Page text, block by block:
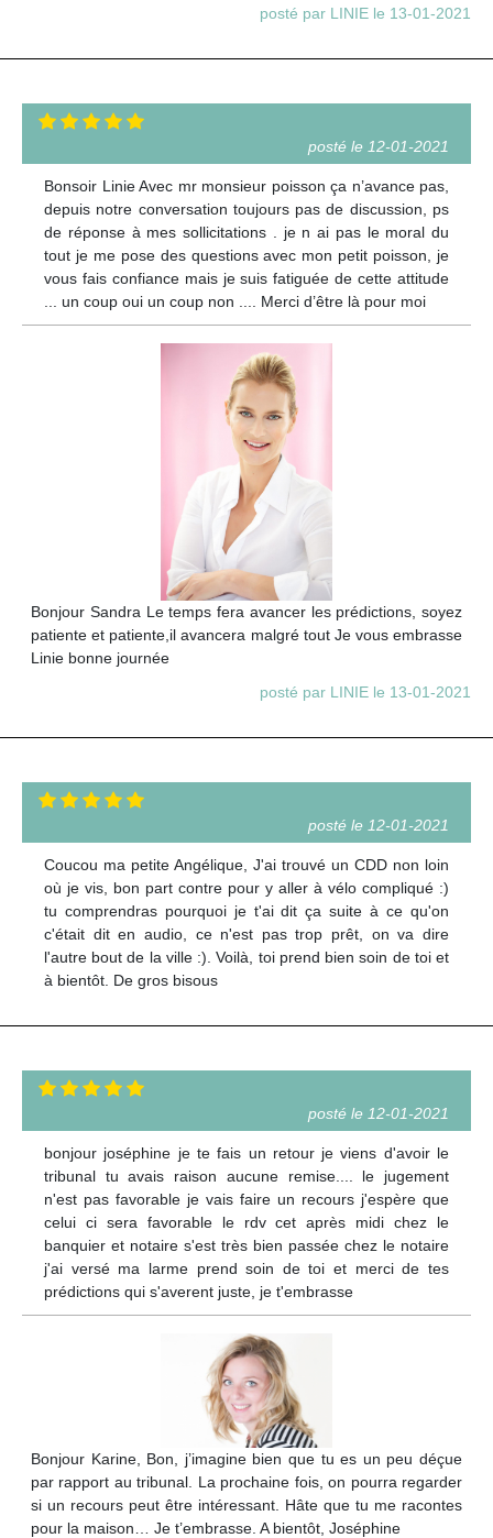
posté par LINIE le 13-01-2021
posté le 12-01-2021
Bonsoir Linie Avec mr monsieur poisson ça n’avance pas,
depuis notre conversation toujours pas de discussion, ps
de réponse à mes sollicitations . je n ai pas le moral du
tout je me pose des questions avec mon petit poisson, je
vous fais confiance mais je suis fatiguée de cette attitude
... un coup oui un coup non .... Merci d’être là pour moi
Bonjour Sandra Le temps fera avancer les prédictions, soyez
patiente et patiente,il avancera malgré tout Je vous embrasse
Linie bonne journée
posté par LINIE le 13-01-2021
posté le 12-01-2021
Coucou ma petite Angélique, J'ai trouvé un CDD non loin
où je vis, bon part contre pour y aller à vélo compliqué :)
tu comprendras pourquoi je t'ai dit ça suite à ce qu'on
c'était dit en audio, ce n'est pas trop prêt, on va dire
l'autre bout de la ville :). Voilà, toi prend bien soin de toi et
à bientôt. De gros bisous
posté le 12-01-2021
bonjour joséphine je te fais un retour je viens d'avoir le
tribunal tu avais raison aucune remise.... le jugement
n'est pas favorable je vais faire un recours j'espère que
celui ci sera favorable le rdv cet après midi chez le
banquier et notaire s'est très bien passée chez le notaire
j'ai versé ma larme prend soin de toi et merci de tes
prédictions qui s'averent juste, je t'embrasse
Bonjour Karine, Bon, j’imagine bien que tu es un peu déçue
par rapport au tribunal. La prochaine fois, on pourra regarder
si un recours peut être intéressant. Hâte que tu me racontes
pour la maison… Je t’embrasse. A bientôt, Joséphine